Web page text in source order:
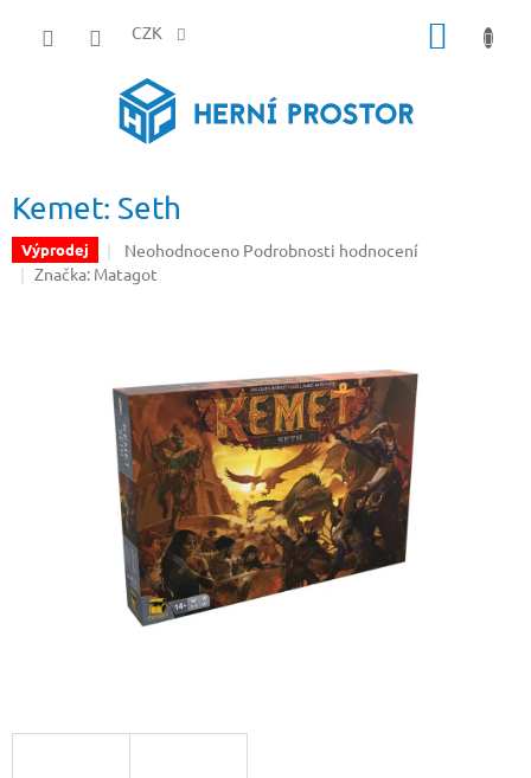
CZK
Kemet: Seth
Výprodej
Průměrné
hodnocení
5
hvězdiček.
Neohodnoceno Podrobnosti hodnocení
Značka: Matagot